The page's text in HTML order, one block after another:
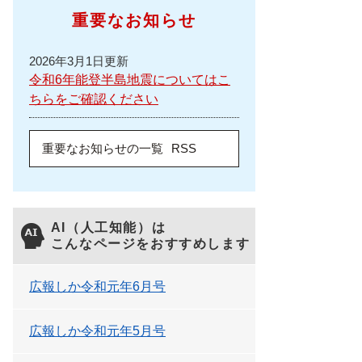
重要なお知らせ
2026年3月1日更新
令和6年能登半島地震についてはこ
ちらをご確認ください
重要なお知らせの一覧 RSS
AI（人工知能）は
こんなページをおすすめします
広報しか令和元年6月号
広報しか令和元年5月号